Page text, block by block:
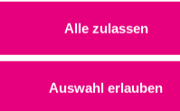
Alle zulassen
Auswahl erlauben
on Wax